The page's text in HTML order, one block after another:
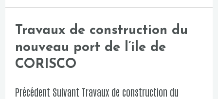
Travaux de construction du
nouveau port de l’ile de
CORISCO
Précédent Suivant Travaux de construction du
Travaux
de
construction